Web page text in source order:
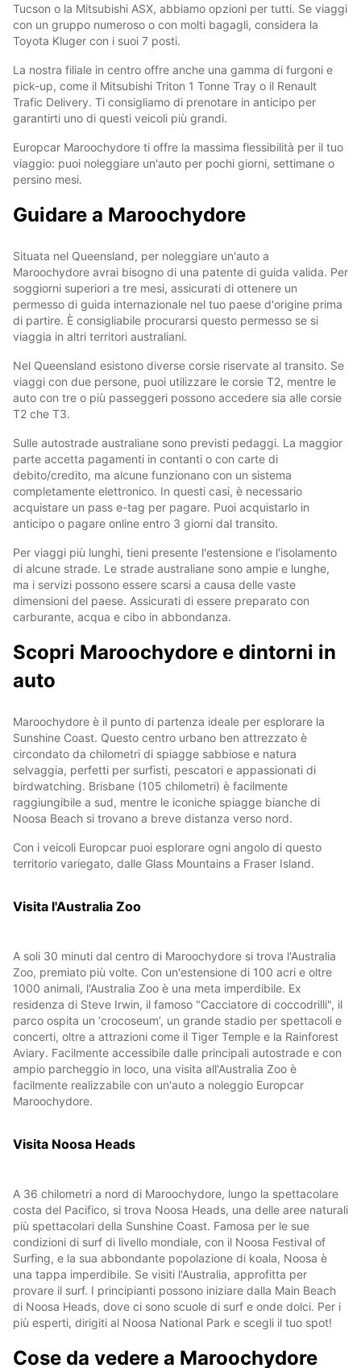
Tucson o la Mitsubishi ASX, abbiamo opzioni per tutti. Se viaggi
con un gruppo numeroso o con molti bagagli, considera la
Toyota Kluger con i suoi 7 posti.
La nostra filiale in centro offre anche una gamma di furgoni e
pick-up, come il Mitsubishi Triton 1 Tonne Tray o il Renault
Trafic Delivery. Ti consigliamo di prenotare in anticipo per
garantirti uno di questi veicoli più grandi.
Europcar Maroochydore ti offre la massima flessibilità per il tuo
viaggio: puoi noleggiare un'auto per pochi giorni, settimane o
persino mesi.
Guidare a Maroochydore
Situata nel Queensland, per noleggiare un'auto a
Maroochydore avrai bisogno di una patente di guida valida. Per
soggiorni superiori a tre mesi, assicurati di ottenere un
permesso di guida internazionale nel tuo paese d'origine prima
di partire. È consigliabile procurarsi questo permesso se si
viaggia in altri territori australiani.
Nel Queensland esistono diverse corsie riservate al transito. Se
viaggi con due persone, puoi utilizzare le corsie T2, mentre le
auto con tre o più passeggeri possono accedere sia alle corsie
T2 che T3.
Sulle autostrade australiane sono previsti pedaggi. La maggior
parte accetta pagamenti in contanti o con carte di
debito/credito, ma alcune funzionano con un sistema
completamente elettronico. In questi casi, è necessario
acquistare un pass e-tag per pagare. Puoi acquistarlo in
anticipo o pagare online entro 3 giorni dal transito.
Per viaggi più lunghi, tieni presente l'estensione e l'isolamento
di alcune strade. Le strade australiane sono ampie e lunghe,
ma i servizi possono essere scarsi a causa delle vaste
dimensioni del paese. Assicurati di essere preparato con
carburante, acqua e cibo in abbondanza.
Scopri Maroochydore e dintorni in
auto
Maroochydore è il punto di partenza ideale per esplorare la
Sunshine Coast. Questo centro urbano ben attrezzato è
circondato da chilometri di spiagge sabbiose e natura
selvaggia, perfetti per surfisti, pescatori e appassionati di
birdwatching. Brisbane (105 chilometri) è facilmente
raggiungibile a sud, mentre le iconiche spiagge bianche di
Noosa Beach si trovano a breve distanza verso nord.
Con i veicoli Europcar puoi esplorare ogni angolo di questo
territorio variegato, dalle Glass Mountains a Fraser Island.
Visita l'Australia Zoo
A soli 30 minuti dal centro di Maroochydore si trova l'Australia
Zoo, premiato più volte. Con un'estensione di 100 acri e oltre
1000 animali, l'Australia Zoo è una meta imperdibile. Ex
residenza di Steve Irwin, il famoso "Cacciatore di coccodrilli", il
parco ospita un ‘crocoseum’, un grande stadio per spettacoli e
concerti, oltre a attrazioni come il Tiger Temple e la Rainforest
Aviary. Facilmente accessibile dalle principali autostrade e con
ampio parcheggio in loco, una visita all'Australia Zoo è
facilmente realizzabile con un'auto a noleggio Europcar
Maroochydore.
Visita Noosa Heads
A 36 chilometri a nord di Maroochydore, lungo la spettacolare
costa del Pacifico, si trova Noosa Heads, una delle aree naturali
più spettacolari della Sunshine Coast. Famosa per le sue
condizioni di surf di livello mondiale, con il Noosa Festival of
Surfing, e la sua abbondante popolazione di koala, Noosa è
una tappa imperdibile. Se visiti l'Australia, approfitta per
provare il surf. I principianti possono iniziare dalla Main Beach
di Noosa Heads, dove ci sono scuole di surf e onde dolci. Per i
più esperti, dirigiti al Noosa National Park e scegli il tuo spot!
Cose da vedere a Maroochydore